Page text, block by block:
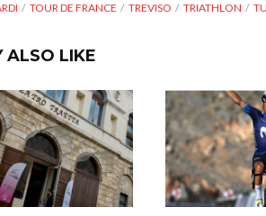
TOUR DE FRANCE TREVISO TRIATHLON
ALSO LIKE